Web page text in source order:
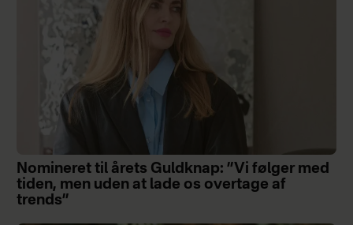
Nomineret til årets Guldknap: ”Vi følger med
tiden, men uden at lade os overtage af
trends”